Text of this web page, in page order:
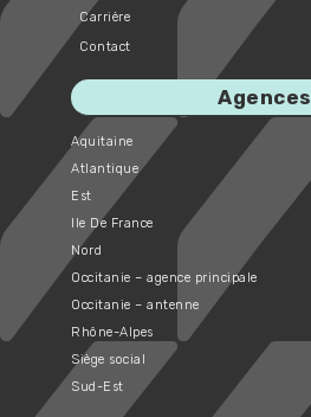
Carrière
Contact
Agences
Aquitaine
Atlantique
Est
Ile De France
Nord
Occitanie – agence principale
Occitanie – antenne
Rhône-Alpes
Siège social
Sud-Est